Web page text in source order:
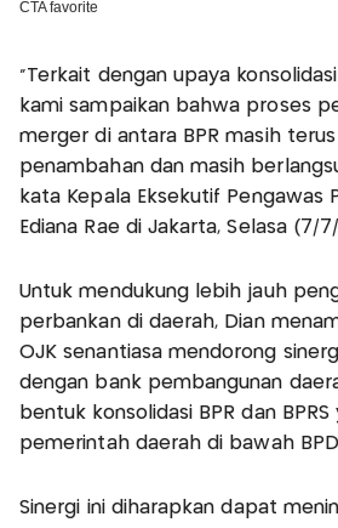
"Terkait dengan upaya
kami sampaikan bahwa proses
merger di antara BPR masih
penambahan dan masih
kata Kepala Eksekutif Pengawas
Ediana Rae di Jakarta, Selasa (7/
Untuk mendukung lebih jauh
perbankan di daerah, Dian
OJK senantiasa mendorong
dengan bank pembangunan
bentuk konsolidasi BPR dan
pemerintah daerah di bawah
Sinergi ini diharapkan dapat